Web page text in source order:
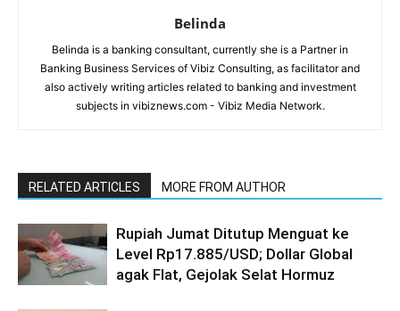
Belinda
Belinda is a banking consultant, currently she is a Partner in
Banking Business Services of Vibiz Consulting, as facilitator and
also actively writing articles related to banking and investment
subjects in vibiznews.com - Vibiz Media Network.
RELATED ARTICLES MORE FROM AUTHOR
Rupiah Jumat Ditutup Menguat ke
Level Rp17.885/USD; Dollar Global
agak Flat, Gejolak Selat Hormuz